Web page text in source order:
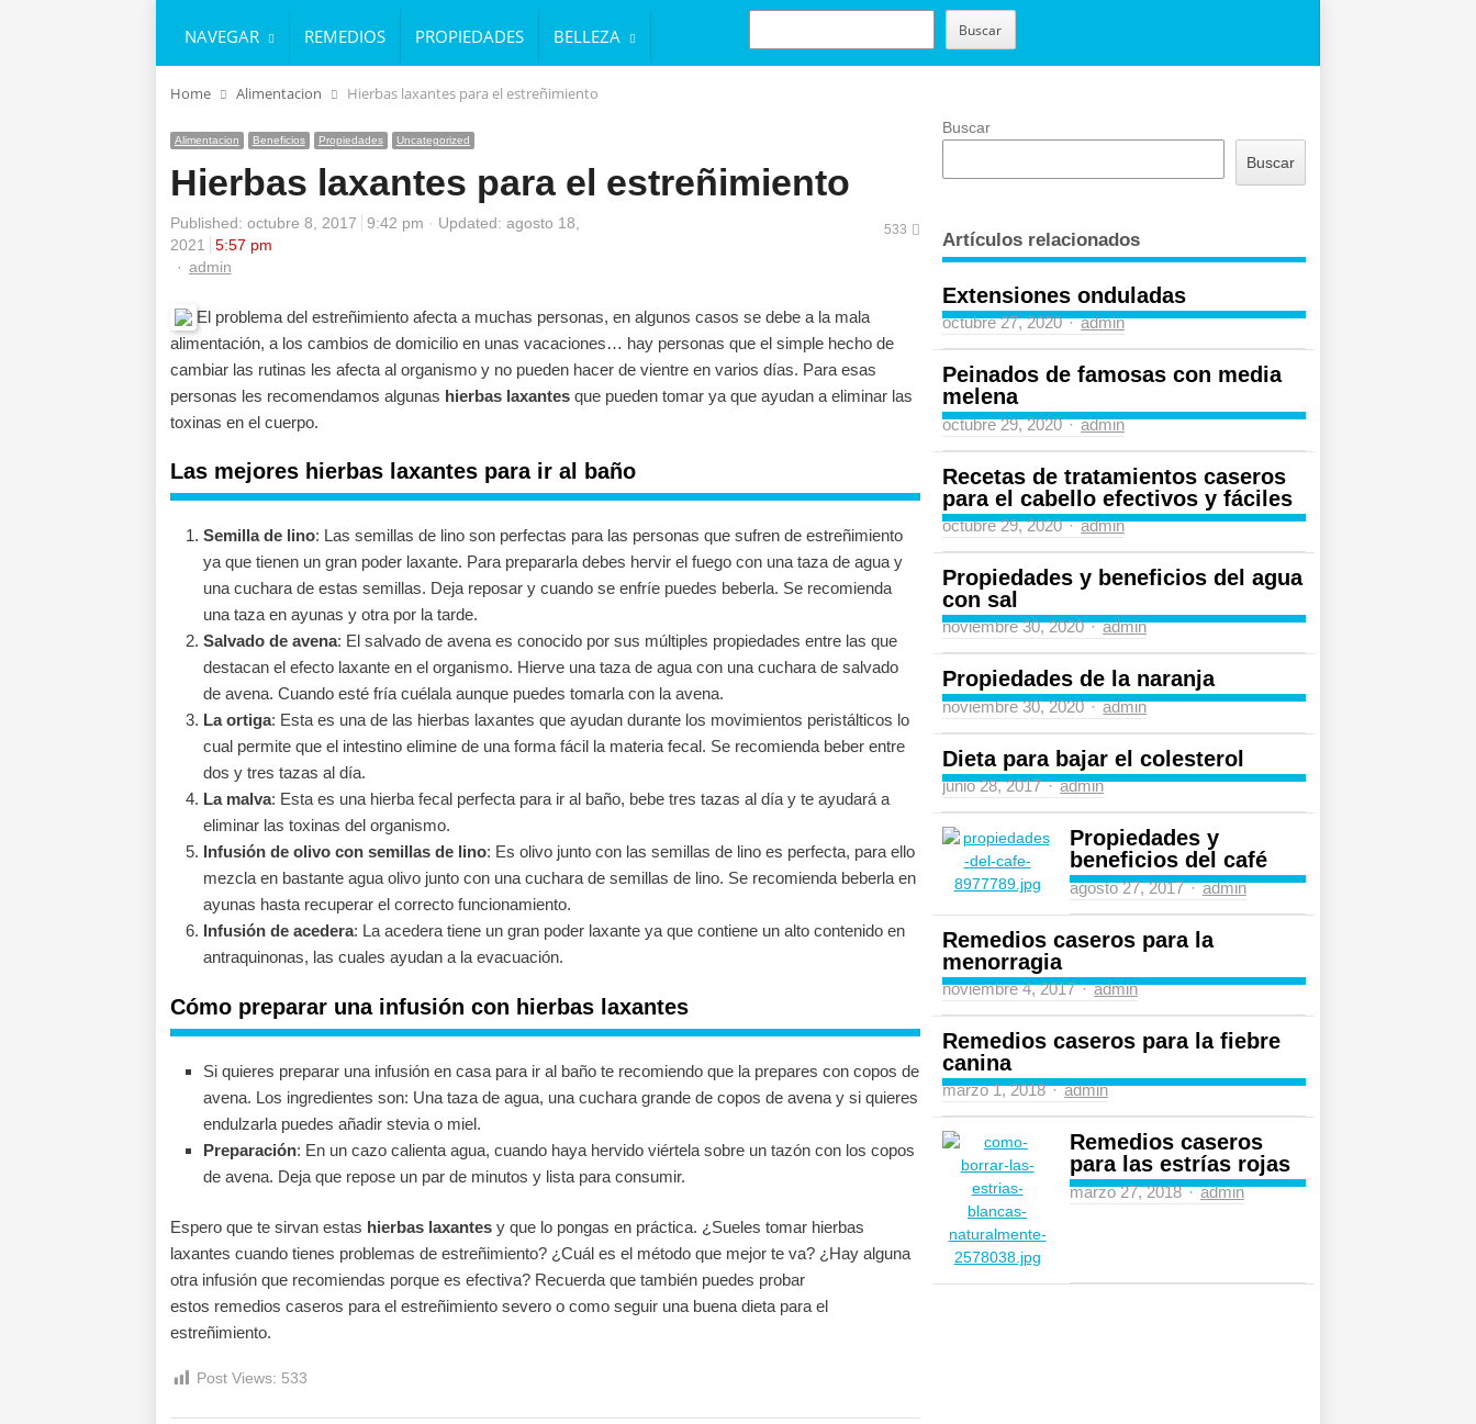
NAVEGAR REMEDIOS PROPIEDADES BELLEZA
BUSCAR
Buscar
Home Alimentacion Hierbas laxantes para el estreñimiento
Alimentacion Beneficios Propiedades Uncategorized
Hierbas laxantes para el estreñimiento
Published: octubre 8, 2017 9:42 pm
Updated: agosto 18,
2021
5:57 pm
Author
admin
533
El problema del estreñimiento afecta a muchas personas, en algunos casos se debe a la mala
alimentación, a los cambios de domicilio en unas vacaciones… hay personas que el simple hecho de
cambiar las rutinas les afecta al organismo y no pueden hacer de vientre en varios días. Para esas
personas les recomendamos algunas hierbas laxantes que pueden tomar ya que ayudan a eliminar las
toxinas en el cuerpo.
Las mejores hierbas laxantes para ir al baño
Semilla de lino: Las semillas de lino son perfectas para las personas que sufren de estreñimiento
ya que tienen un gran poder laxante. Para prepararla debes hervir el fuego con una taza de agua y
una cuchara de estas semillas. Deja reposar y cuando se enfríe puedes beberla. Se recomienda
una taza en ayunas y otra por la tarde.
Salvado de avena: El salvado de avena es conocido por sus múltiples propiedades entre las que
destacan el efecto laxante en el organismo. Hierve una taza de agua con una cuchara de salvado
de avena. Cuando esté fría cuélala aunque puedes tomarla con la avena.
La ortiga: Esta es una de las hierbas laxantes que ayudan durante los movimientos peristálticos lo
cual permite que el intestino elimine de una forma fácil la materia fecal. Se recomienda beber entre
dos y tres tazas al día.
La malva: Esta es una hierba fecal perfecta para ir al baño, bebe tres tazas al día y te ayudará a
eliminar las toxinas del organismo.
Infusión de olivo con semillas de lino: Es olivo junto con las semillas de lino es perfecta, para ello
mezcla en bastante agua olivo junto con una cuchara de semillas de lino. Se recomienda beberla en
ayunas hasta recuperar el correcto funcionamiento.
Infusión de acedera: La acedera tiene un gran poder laxante ya que contiene un alto contenido en
antraquinonas, las cuales ayudan a la evacuación.
Cómo preparar una infusión con hierbas laxantes
Si quieres preparar una infusión en casa para ir al baño te recomiendo que la prepares con copos de
avena. Los ingredientes son: Una taza de agua, una cuchara grande de copos de avena y si quieres
endulzarla puedes añadir stevia o miel.
Preparación: En un cazo calienta agua, cuando haya hervido viértela sobre un tazón con los copos
de avena. Deja que repose un par de minutos y lista para consumir.
Espero que te sirvan estas hierbas laxantesy que lo pongas en práctica. ¿Sueles tomar hierbas
laxantes cuando tienes problemas de estreñimiento? ¿Cuál es el método que mejor te va? ¿Hay alguna
otra infusión que recomiendas porque es efectiva? Recuerda que también puedes probar
estos remedios caseros para el estreñimiento severo o como seguir una buena dieta para el
estreñimiento.
Post Views: 533
Buscar
Buscar
Artículos relacionados
Extensiones onduladas
octubre 27, 2020 Author
admin
Peinados de famosas con media
melena
octubre 29, 2020 Author
admin
Recetas de tratamientos caseros
para el cabello efectivos y fáciles
octubre 29, 2020 Author
admin
Propiedades y beneficios del agua
con sal
noviembre 30, 2020 Author
admin
Propiedades de la naranja
noviembre 30, 2020 Author
admin
Dieta para bajar el colesterol
junio 28, 2017 Author
admin
Propiedades y
beneficios del café
agosto 27, 2017 Author
admin
Remedios caseros para la
menorragia
noviembre 4, 2017 Author
admin
Remedios caseros para la fiebre
canina
marzo 1, 2018 Author
admin
Remedios caseros
para las estrías rojas
marzo 27, 2018 Author
admin